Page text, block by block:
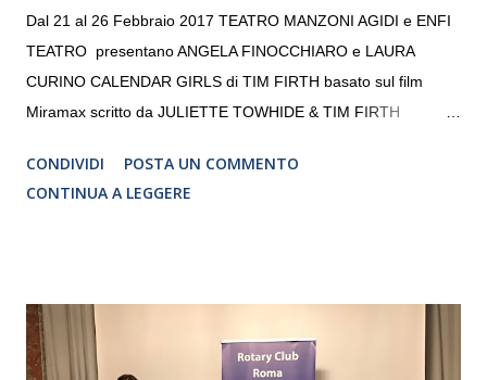
Dal 21 al 26 Febbraio 2017 TEATRO MANZONI AGIDI e ENFI
TEATRO presentano ANGELA FINOCCHIARO e LAURA
CURINO CALENDAR GIRLS di TIM FIRTH basato sul film
Miramax scritto da JULIETTE TOWHIDE & TIM FIRTH
CRISTINA PEZZOLI
CONDIVIDI
POSTA UN COMMENTO
CONTINUA A LEGGERE